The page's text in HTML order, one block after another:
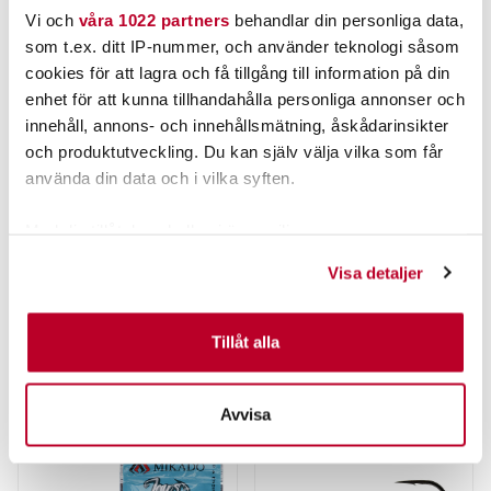
Vi och våra 1022 partners behandlar din personliga data,
som t.ex. ditt IP-nummer, och använder teknologi såsom
cookies för att lagra och få tillgång till information på din
enhet för att kunna tillhandahålla personliga annonser och
innehåll, annons- och innehållsmätning, åskådarinsikter
och produktutveckling. Du kan själv välja vilka som får
använda din data och i vilka syften.
Identifiera din enhet genom att aktivt skanna den för
specifika kännetecken (fingeravtryck)
Ta reda på mer om hur dina personliga uppgifter
Du kan ändra eller dra tillbaka ditt samtycke när som
helst från cookie-förklaringen.
Visa detaljer
Tillåt alla
Avvisa
BERKLEY SPRO
45,00 kr